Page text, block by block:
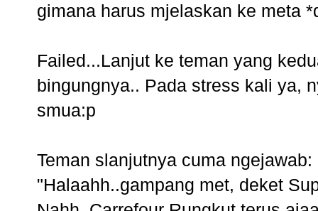
gimana harus mjelaskan ke meta
Failed...Lanjut ke teman yang
bingungnya.. Pada stress kali ya,
smua:p
Teman slanjutnya cuma ngejawab:
"Halaahh..gampang met, deket